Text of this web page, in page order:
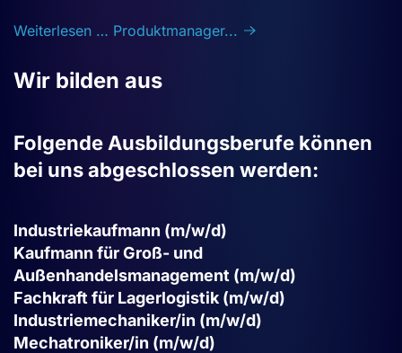
Weiterlesen … Produktmanager...
Wir bilden aus
Folgende Ausbildungsberufe können
bei uns abgeschlossen werden:
Industriekaufmann (m/w/d)
Kaufmann für Groß- und
Außenhandelsmanagement (m/w/d)
Fachkraft für Lagerlogistik (m/w/d)
Industriemechaniker/in (m/w/d)
Mechatroniker/in (m/w/d)